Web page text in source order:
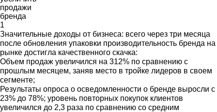
Значительные доходы от бизнеса: всего через три месяца
после обновления упаковки производительность бренда на
рынке достигла качественного скачка:
Объем продаж увеличился на 312% по сравнению с
прошлым месяцем, заняв место в тройке лидеров в своем
сегменте;
Результаты опроса о осведомленности о бренде выросли с
23% до 78%; уровень повторных покупок клиентов
увеличился до 2,3 раза по сравнению со средним